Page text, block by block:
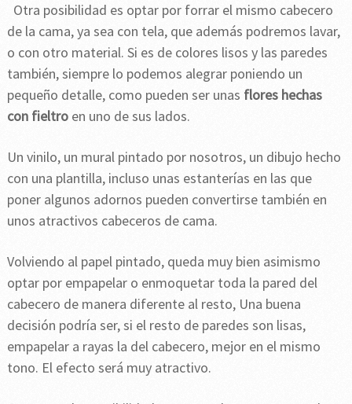
Otra posibilidad es optar por forrar el mismo cabecero
de la cama, ya sea con tela, que además podremos lavar,
o con otro material. Si es de colores lisos y las paredes
también, siempre lo podemos alegrar poniendo un
pequeño detalle, como pueden ser unas flores hechas
con fieltroen uno de sus lados.
Un vinilo, un mural pintado por nosotros, un dibujo hecho
con una plantilla, incluso unas estanterías en las que
poner algunos adornos pueden convertirse también en
unos atractivos cabeceros de cama.
Volviendo al papel pintado, queda muy bien asimismo
optar por empapelar o enmoquetar toda la pared del
cabecero de manera diferente al resto, Una buena
decisión podría ser, si el resto de paredes son lisas,
empapelar a rayas la del cabecero, mejor en el mismo
tono. El efecto será muy atractivo.